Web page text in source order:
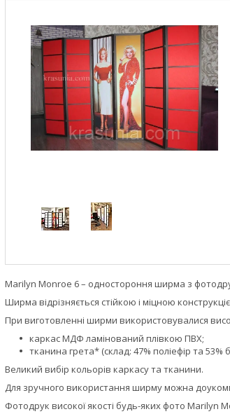
Marilyn Monroe 6 – одностороння ширма з
Ширма відрізняється стійкою і міцною
При виготовленні ширми використовувалися
каркас МДФ ламінований плівкою ПВХ;
тканина грета* (склад: 47% поліефір та 53%
Великий вибір кольорів каркасу та тканини.
Для зручного використання ширму можна
Фотодрук високої якості будь-яких фото Marilyn